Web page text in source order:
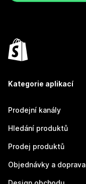
Kategorie aplikací
Prodejní kanály
Hledání produktů
Prodej produktů
Objednávky a doprava